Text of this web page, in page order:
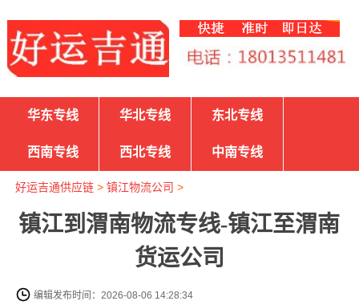
华东专线 华北专线 东北专线
西南专线 西北专线 中南专线
好运吉通供应链> 镇江物流公司 >
镇江到渭南物流专线-镇江至渭南
货运公司
编辑发布时间：2026-08-06 14:28:34